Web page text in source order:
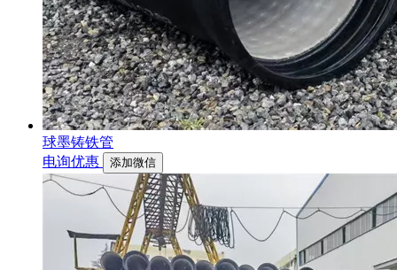
球墨铸铁管
电询优惠
添加微信